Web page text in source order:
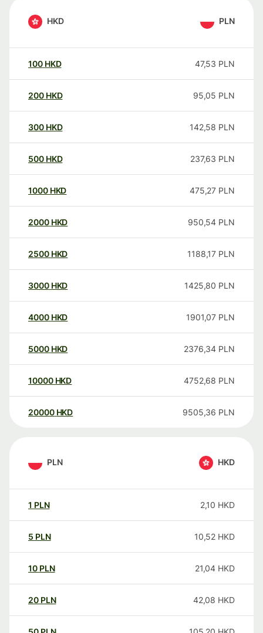
HKD PLN
100 HKD 47,53 PLN
200 HKD 95,05 PLN
300 HKD 142,58 PLN
500 HKD 237,63 PLN
1000 HKD 475,27 PLN
2000 HKD 950,54 PLN
2500 HKD 1188,17 PLN
3000 HKD 1425,80 PLN
4000 HKD 1901,07 PLN
5000 HKD 2376,34 PLN
10000 HKD 4752,68 PLN
20000 HKD 9505,36 PLN
PLN HKD
1 PLN 2,10 HKD
5 PLN 10,52 HKD
10 PLN 21,04 HKD
20 PLN 42,08 HKD